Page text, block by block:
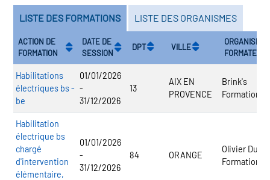
LISTE DES FORMATIONS LISTE DES ORGANISMES
ACTION DE
FORMATION
DATE DE
SESSION
DPT VILLE
ORGANISME
FORMATEUR
Habilitations
électriques bs -
be
01/01/2026
-
31/12/2026
13
AIX EN
PROVENCE
Brink's
Formation
Habilitation
électrique bs
chargé
d'intervention
élémentaire,
01/01/2026
-
31/12/2026
84 ORANGE
Olivier
Formation